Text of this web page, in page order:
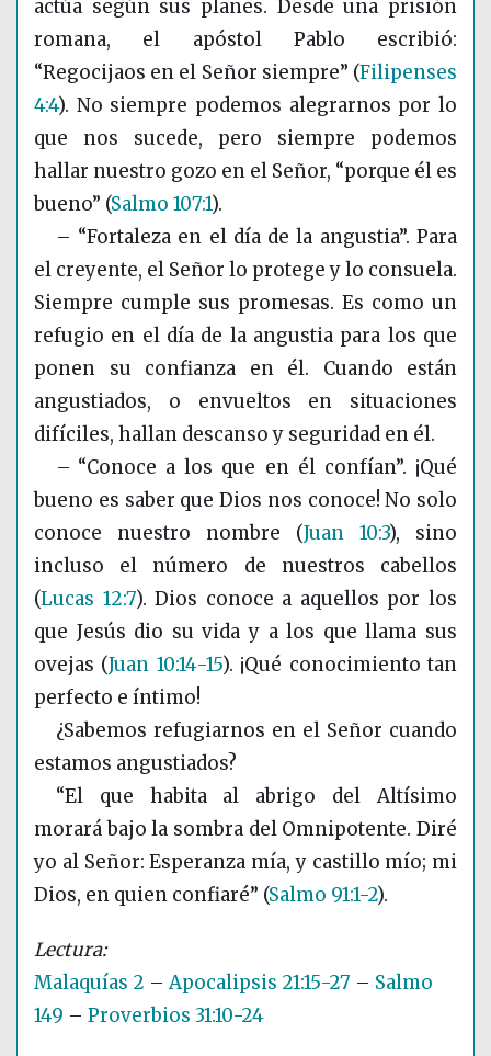
actúa según sus planes. Desde una prisión
romana, el apóstol Pablo escribió:
“Regocijaos en el Señor siempre” (Filipenses
4:4). No siempre podemos alegrarnos por lo
que nos sucede, pero siempre podemos
hallar nuestro gozo en el Señor, “porque él es
bueno” (Salmo 107:1).
– “Fortaleza en el día de la angustia”. Para
el creyente, el Señor lo protege y lo consuela.
Siempre cumple sus promesas. Es como un
refugio en el día de la angustia para los que
ponen su confianza en él. Cuando están
angustiados, o envueltos en situaciones
difíciles, hallan descanso y seguridad en él.
– “Conoce a los que en él confían”. ¡Qué
bueno es saber que Dios nos conoce! No solo
conoce nuestro nombre (Juan 10:3), sino
incluso el número de nuestros cabellos
(Lucas 12:7). Dios conoce a aquellos por los
que Jesús dio su vida y a los que llama sus
ovejas (Juan 10:14-15). ¡Qué conocimiento tan
perfecto e íntimo!
¿Sabemos refugiarnos en el Señor cuando
estamos angustiados?
“El que habita al abrigo del Altísimo
morará bajo la sombra del Omnipotente. Diré
yo al Señor: Esperanza mía, y castillo mío; mi
Dios, en quien confiaré” (Salmo 91:1-2).
Malaquías 2 –Apocalipsis 21:15-27 – Salmo
149 – Proverbios 31:10-24